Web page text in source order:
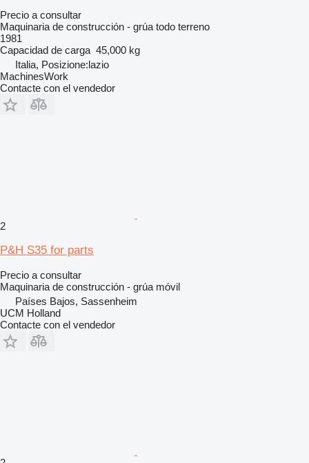
Precio a consultar
Maquinaria de construcción - grúa todo terreno
1981
Capacidad de carga 45,000 kg
Italia, Posizione:lazio
MachinesWork
Contacte con el vendedor
2
P&H S35 for parts
Precio a consultar
Maquinaria de construcción - grúa móvil
Países Bajos, Sassenheim
UCM Holland
Contacte con el vendedor